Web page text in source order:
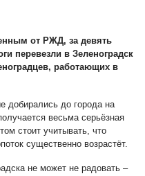
от РЖД, за девять
перевезли в Зеленоградск
работающих в
добирались до города на
весьма серьёзная
стоит учитывать, что
существенно возрастёт.
не может не радовать –